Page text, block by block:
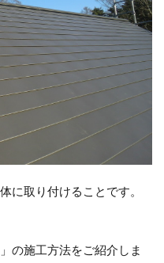
に取り付けることです。
の施工方法をご紹介しま